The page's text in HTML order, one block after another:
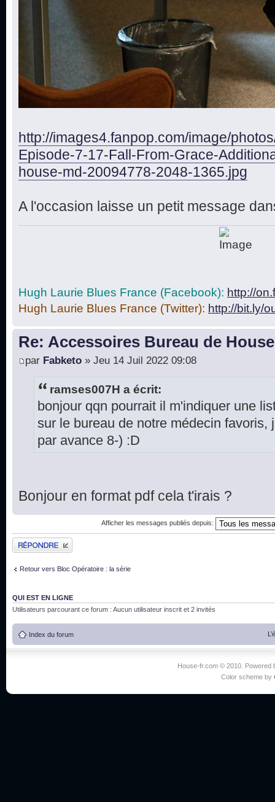
http://images4.fanpop.com/image/
Episode-7-17-Fall-From-Grace-
house-md-20094778-2048-1365.jpg
A l'occasion laisse un petit message
Hugh Laurie Blues France (Facebook): http://
Hugh Laurie Blues France (Twitter): http://bit.ly/
Re: Accessoires Bureau de House
par Fabketo » Jeu 14 Juil 2022 09:08
ramses007H a écrit:
bonjour qqn pourrait il m'indiquer une
sur le bureau de notre médecin favoris,
par avance 8-) :D
Bonjour en format pdf cela t'irais ?
Afficher les messages publiés depuis:
Publier une réponse
Retour vers Bloc Opératoire : la série
QUI EST EN LIGNE
Utilisateurs parcourant ce forum : Aucun utilisateur inscrit et 2 invités
Index du forum
House-fr.com © 2010. Powered
Color scheme by